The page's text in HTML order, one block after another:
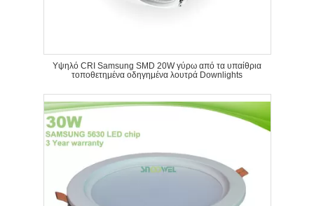
Υψηλό CRI Samsung SMD 20W γύρω από τα υπαίθρια
τοποθετημένα οδηγημένα λουτρά Downlights